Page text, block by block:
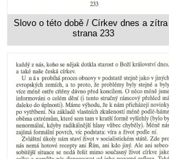
Slovo o této době / Církev dnes a
strana 233